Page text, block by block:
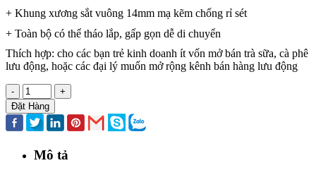
+ Khung xương sắt vuông 14mm mạ kẽm chống rỉ sét
+ Toàn bộ có thể tháo lắp, gấp gọn dễ di chuyển
Thích hợp: cho các bạn trẻ kinh doanh ít vốn mở bán trà sữa, cà phê
lưu động, hoặc các đại lý muốn mở rộng kênh bán hàng lưu động
-
+
Đặt Hàng
Mô tả